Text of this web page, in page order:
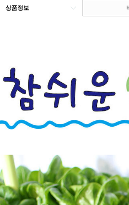
상품정보